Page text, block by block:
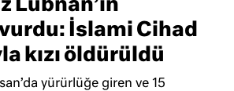
Lübnan’ın
İslami Cihad
kızı öldürüldü
yürürlüğe giren ve 15